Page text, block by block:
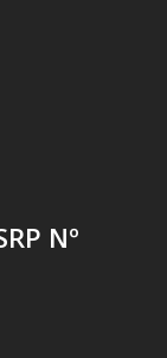
Nº